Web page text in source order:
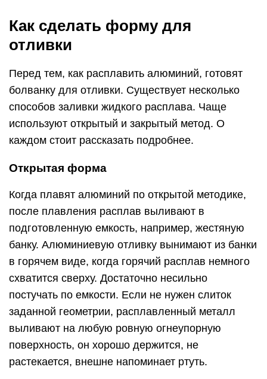
Как сделать форму для
отливки
Перед тем, как расплавить алюминий, готовят
болванку для отливки. Существует несколько
способов заливки жидкого расплава. Чаще
используют открытый и закрытый метод. О
каждом стоит рассказать подробнее.
Открытая форма
Когда плавят алюминий по открытой методике,
после плавления расплав выливают в
подготовленную емкость, например, жестяную
банку. Алюминиевую отливку вынимают из банки
в горячем виде, когда горячий расплав немного
схватится сверху. Достаточно несильно
постучать по емкости. Если не нужен слиток
заданной геометрии, расплавленный металл
выливают на любую ровную огнеупорную
поверхность, он хорошо держится, не
растекается, внешне напоминает ртуть.